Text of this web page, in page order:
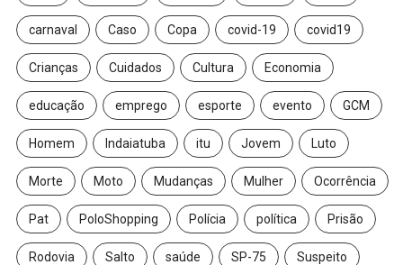
carnaval Caso Copa covid-19 covid19
Crianças Cuidados Cultura Economia
educação emprego esporte evento GCM
Homem Indaiatuba itu Jovem Luto
Morte Moto Mudanças Mulher Ocorrência
Pat PoloShopping Polícia política Prisão
Rodovia Salto saúde SP-75 Suspeito